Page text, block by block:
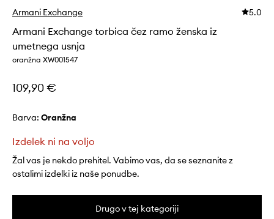
Armani Exchange 5.0
Armani Exchange torbica čez ramo ženska iz
umetnega usnja
oranžna XW001547
109,90 €
Barva: oranžna
Izdelek ni na voljo
Žal vas je nekdo prehitel. Vabimo vas, da se seznanite z
ostalimi izdelki iz naše ponudbe.
Drugo v tej kategoriji